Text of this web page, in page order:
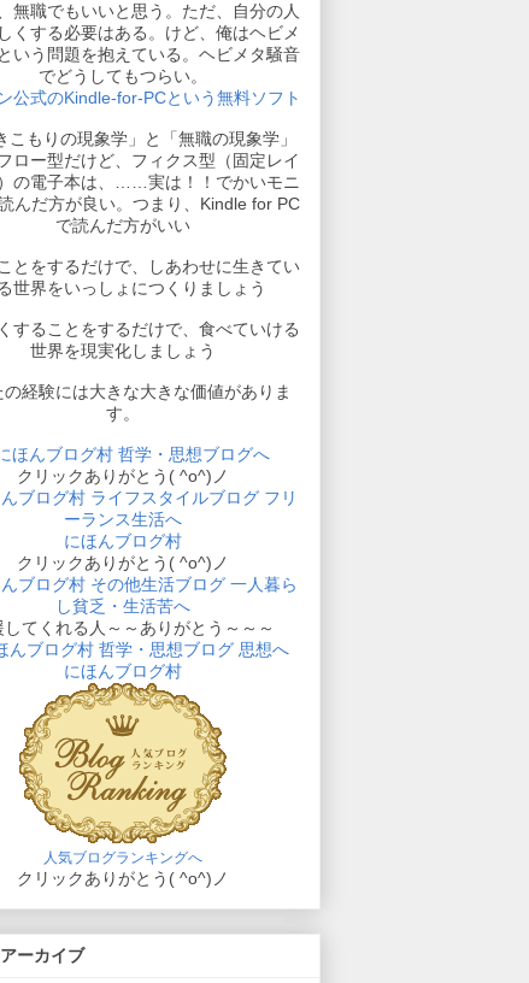
無職でもいいと思う。ただ、自分の人
くする必要はある。けど、俺はヘビメ
いう問題を抱えている。ヘビメタ騒音
でどうしてもつらい。
公式のKindle-for-PCという無料ソフト
こもりの現象学」と「無職の現象学」
ロー型だけど、フィクス型（固定レイ
の電子本は、……実は！！でかいモニ
んだ方が良い。つまり、Kindle for PC
で読んだ方がいい
とをするだけで、しあわせに生きてい
世界をいっしょにつくりましょう
することをするだけで、食べていける
世界を現実化しましょう
の経験には大きな大きな価値がありま
す。
クリックありがとう( ^o^)ノ
にほんブログ村
クリックありがとう( ^o^)ノ
してくれる人～～ありがとう～～～
にほんブログ村
人気ブログランキングへ
クリックありがとう( ^o^)ノ
ーカイブ